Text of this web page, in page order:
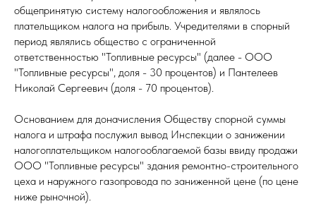
общепринятую систему налогообложения и являлось
плательщиком налога на прибыль. Учредителями в спорный
период являлись общество с ограниченной
ответственностью "Топливные ресурсы" (далее - ООО
"Топливные ресурсы", доля - 30 процентов) и Пантелеев
Николай Сергеевич (доля - 70 процентов).
Основанием для доначисления Обществу спорной суммы
налога и штрафа послужил вывод Инспекции о занижении
налогоплательщиком налогооблагаемой базы ввиду продажи
ООО "Топливные ресурсы" здания ремонтно-строительного
цеха и наружного газопровода по заниженной цене (по цене
ниже рыночной).